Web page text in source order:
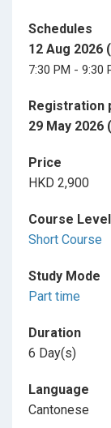
Schedules
12 Aug 2026
7:30 PM - 9:30
Registration
29 May 2026
Price
HKD 2,900
Course Level
Short Course
Study Mode
Part time
Duration
6 Day(s)
Language
Cantonese